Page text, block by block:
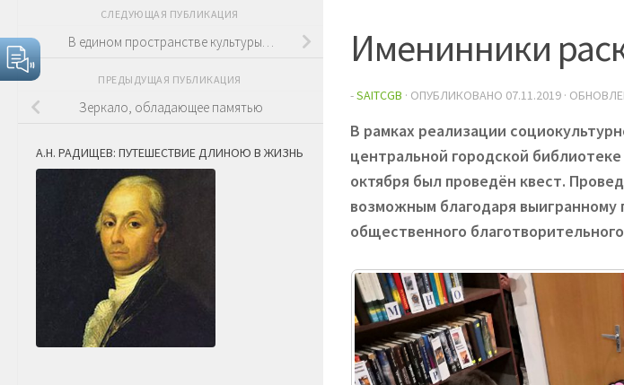
Именинники
-SAITCGB · ОПУБЛИКОВАНО 07.11.2019 ·
В рамках реализации
центральной городской
октября был проведён квест.
возможным благодаря выигранному
общественного
СЛЕДУЮЩАЯ ПУБЛИКАЦИЯ
В едином пространстве культуры…
ПРЕДЫДУЩАЯ ПУБЛИКАЦИЯ
Зеркало, обладающее памятью
А.Н. РАДИЩЕВ: ПУТЕШЕСТВИЕ ДЛИНОЮ В ЖИЗНЬ